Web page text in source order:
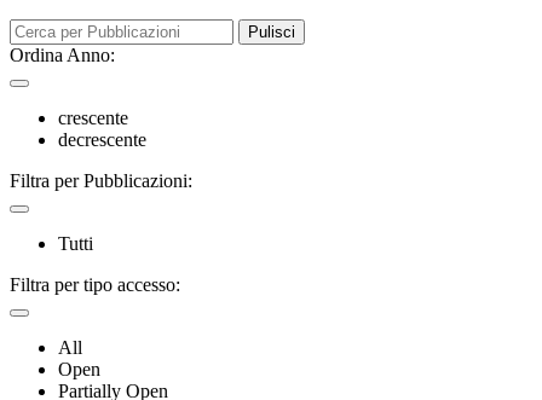
Pulisci
Ordina Anno:
crescente
decrescente
Filtra per Pubblicazioni:
Tutti
Filtra per tipo accesso:
All
Open
Partially Open